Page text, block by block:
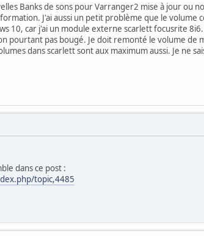
Banks de sons pour Varranger2 mise à jour ou
J'ai aussi un petit problème que le
10, car j'ai un module externe scarlett focusrite
pourtant pas bougé. Je doit remonté le volume
dans scarlett sont aux maximum aussi. Je ne
dans ce post :
topic,4485